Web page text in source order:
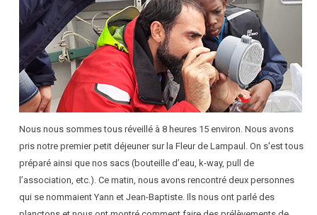
Nous nous sommes tous réveillé à 8 heures 15 environ. Nous avons
pris notre premier petit déjeuner sur la Fleur de Lampaul. On s'est tous
préparé ainsi que nos sacs (bouteille d’eau, k-way, pull de
l’association, etc.). Ce matin, nous avons rencontré deux personnes
qui se nommaient Yann et Jean-Baptiste. Ils nous ont parlé des